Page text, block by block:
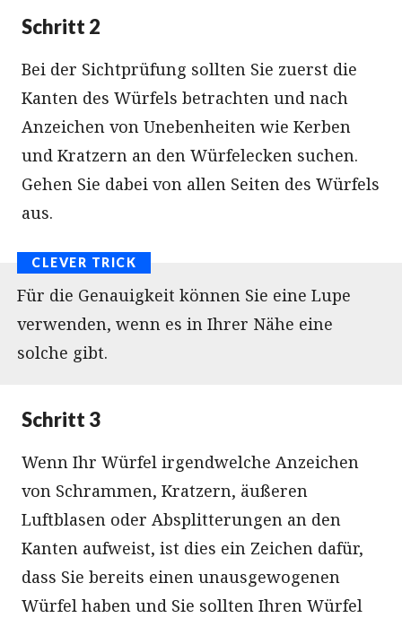
Schritt 2
Bei der Sichtprüfung sollten Sie zuerst die
Kanten des Würfels betrachten und nach
Anzeichen von Unebenheiten wie Kerben
und Kratzern an den Würfelecken suchen.
Gehen Sie dabei von allen Seiten des Würfels
aus.
Für die Genauigkeit können Sie eine Lupe
verwenden, wenn es in Ihrer Nähe eine
solche gibt.
Schritt 3
Wenn Ihr Würfel irgendwelche Anzeichen
von Schrammen, Kratzern, äußeren
Luftblasen oder Absplitterungen an den
Kanten aufweist, ist dies ein Zeichen dafür,
dass Sie bereits einen unausgewogenen
Würfel haben und Sie sollten Ihren Würfel